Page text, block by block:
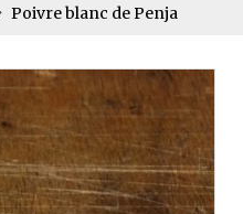
Poivre blanc de Penja